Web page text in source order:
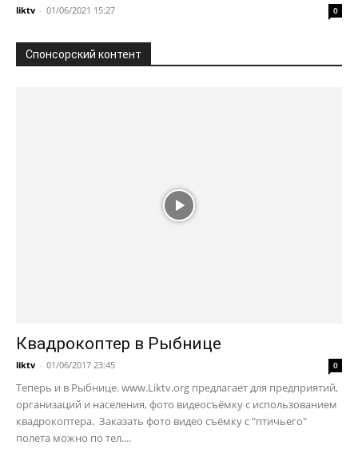
liktv - 01/06/2021 15:27 0
Спонсорский контент
Квадрокоптер в Рыбнице
liktv - 01/06/2017 23:45 0
Теперь и в Рыбнице. www.Liktv.org предлагает для предприятий,
организаций и населения, фото видеосъёмку с использованием
квадрокоптера. Заказать фото видео съёмку с "птичьего"
полета можно по тел....